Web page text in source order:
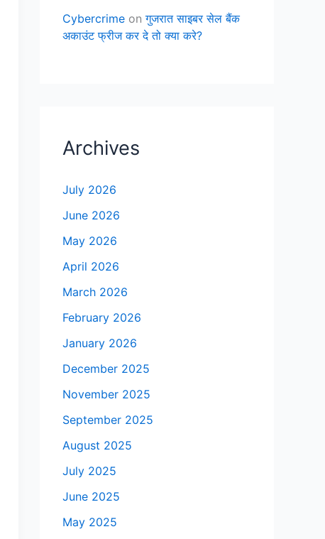
Cybercrime onगुजरात साइबर सेल बैंक
अकाउंट फ्रीज कर दे तो क्या करे?
Archives
July 2026
June 2026
May 2026
April 2026
March 2026
February 2026
January 2026
December 2025
November 2025
September 2025
August 2025
July 2025
June 2025
May 2025